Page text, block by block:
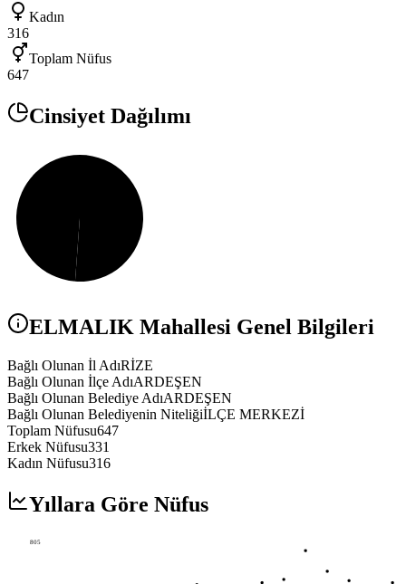
Kadın
316
Toplam Nüfus
647
Cinsiyet Dağılımı
ELMALIK Mahallesi Genel Bilgileri
Bağlı Olunan İl AdıRİZE
Bağlı Olunan İlçe AdıARDEŞEN
Bağlı Olunan Belediye AdıARDEŞEN
Bağlı Olunan Belediyenin NiteliğiİLÇE MERKEZİ
Toplam Nüfusu647
Erkek Nüfusu331
Kadın Nüfusu316
Yıllara Göre Nüfus
805